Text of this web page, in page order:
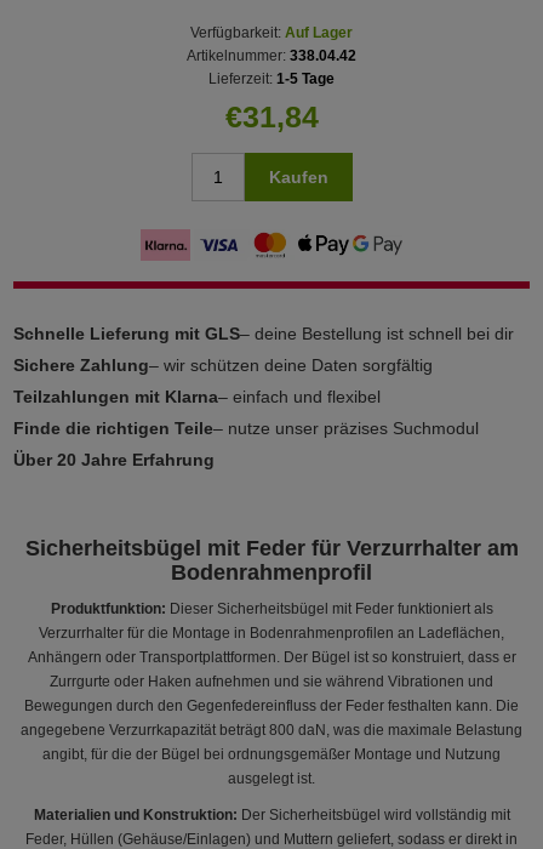
Verfügbarkeit: Auf Lager
Artikelnummer: 338.04.42
Lieferzeit: 1-5 Tage
€31,84
Kaufen
Schnelle Lieferung mit GLS– deine Bestellung ist schnell bei dir
Sichere Zahlung– wir schützen deine Daten sorgfältig
Teilzahlungen mit Klarna– einfach und flexibel
Finde die richtigen Teile– nutze unser präzises Suchmodul
Über 20 Jahre Erfahrung
Sicherheitsbügel mit Feder für Verzurrhalter am
Bodenrahmenprofil
Produktfunktion: Dieser Sicherheitsbügel mit Feder funktioniert als
Verzurrhalter für die Montage in Bodenrahmenprofilen an Ladeflächen,
Anhängern oder Transportplattformen. Der Bügel ist so konstruiert, dass er
Zurrgurte oder Haken aufnehmen und sie während Vibrationen und
Bewegungen durch den Gegenfedereinfluss der Feder festhalten kann. Die
angegebene Verzurrkapazität beträgt 800 daN, was die maximale Belastung
angibt, für die der Bügel bei ordnungsgemäßer Montage und Nutzung
ausgelegt ist.
Materialien und Konstruktion: Der Sicherheitsbügel wird vollständig mit
Feder, Hüllen (Gehäuse/Einlagen) und Muttern geliefert, sodass er direkt in